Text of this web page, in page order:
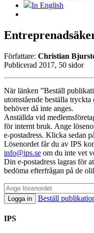
In English
Författare: Christian
Publicerad 2017, 50 sidor
När länken ”Beställ
utomstående beställa
behöver då inte anges.
Anställda vid
för internt bruk. Ange
e-postadress. Klicka sedan
Lösenordet får du av IPS
info@ips.se om du inte vet
Din e-postadress lagras för
bedöma efterfrågan på de
Logga in Beställ
IPS